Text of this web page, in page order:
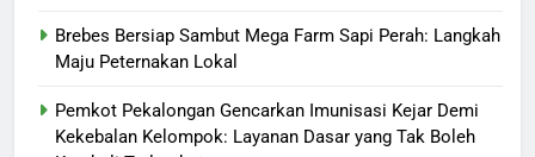
Brebes Bersiap Sambut Mega Farm Sapi Perah: Langkah
Maju Peternakan Lokal
Pemkot Pekalongan Gencarkan Imunisasi Kejar Demi
Kekebalan Kelompok: Layanan Dasar yang Tak Boleh